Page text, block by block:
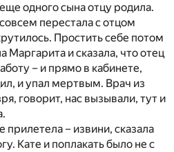
одного сына отцу родила.
перестала с отцом
Простить себе потом
Маргарита и сказала, что отец
– и прямо в кабинете,
и упал мертвым. Врач из
говорит, нас вызывали, тут и
– извини, сказала
Кате и поплакать было не с